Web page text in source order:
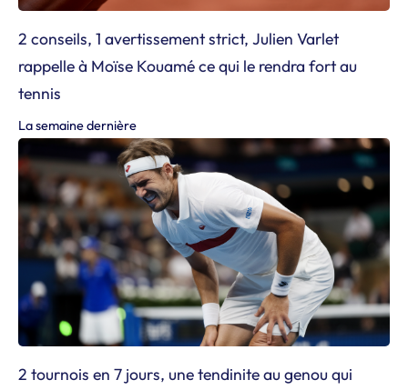
2 conseils, 1 avertissement strict, Julien Varlet
rappelle à Moïse Kouamé ce qui le rendra fort au
tennis
La semaine dernière
2 tournois en 7 jours, une tendinite au genou qui